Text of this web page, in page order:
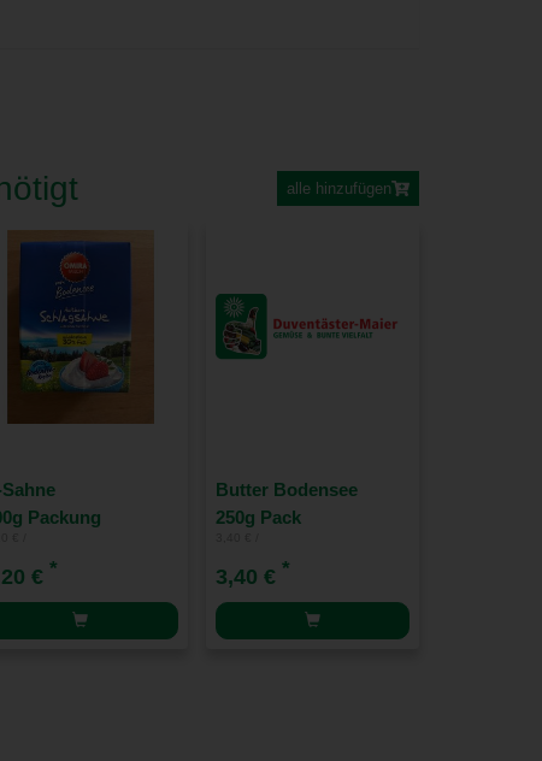
alle hinzufügen
Packung
€ *
Butter Bodensee
250g Pack
3,40 € *